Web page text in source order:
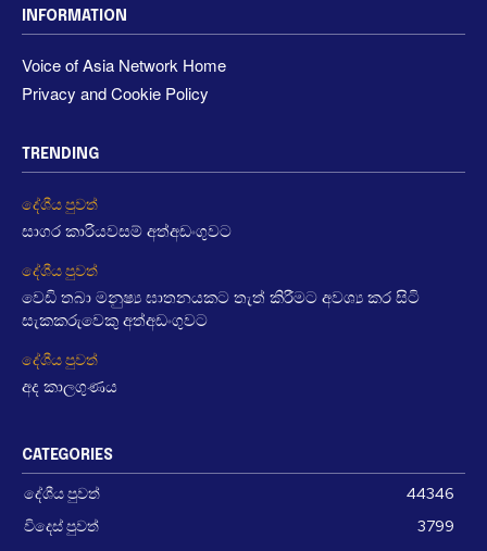
INFORMATION
Voice of Asia Network Home
Privacy and Cookie Policy
TRENDING
දේශීය පුවත්
සාගර කාරියවසම් අත්අඩංගුවට
දේශීය පුවත්
වෙඩි තබා මනුෂ්‍ය ඝාතනයකට තැත් කිරීමට අවශ්‍ය කර සිටි
සැකකරුවෙකු අත්අඩංගුවට
දේශීය පුවත්
අද කාලගුණය
CATEGORIES
දේශීය පුවත්
44346
විදෙස් පුවත්
3799